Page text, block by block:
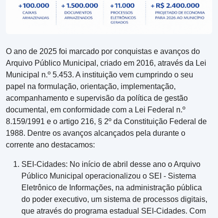
O ano de 2025 foi marcado por conquistas e avanços do
Arquivo Público Municipal, criado em 2016, através da Lei
Municipal n.º 5.453. A instituição vem cumprindo o seu
papel na formulação, orientação, implementação,
acompanhamento e supervisão da política de gestão
documental, em conformidade com a Lei Federal n.º
8.159/1991 e o artigo 216, § 2º da Constituição Federal de
1988. Dentre os avanços alcançados pela durante o
corrente ano destacamos:
SEI-Cidades: No início de abril desse ano o Arquivo
Público Municipal operacionalizou o SEI - Sistema
Eletrônico de Informações, na administração pública
do poder executivo, um sistema de processos digitais,
que através do programa estadual SEI-Cidades. Com